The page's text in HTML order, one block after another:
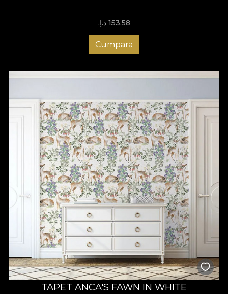
tapetele VLAdiLA te ajută să impresionezi de la primul pas în
casă. Comandă acum tapetul potrivit pentru holul tău și bucură-
te de o atmosferă care să-ți aducă zâmbetul pe buze de
fiecare dată când ajungi acasă!
153.58 د.إ.‏
Cumpara
TAPET ANCA'S FAWN IN WHITE